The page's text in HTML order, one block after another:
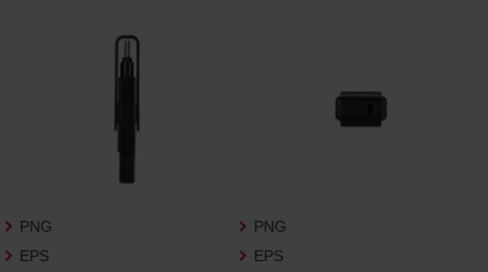
みなされます。
なお、商品写真データ利用規約及びCAD図
データ利用規約の記載事項は予告なく変更
されることがあります。各データをダウン
商品写真データ利用規約
PNG
EPS
PNG
EPS